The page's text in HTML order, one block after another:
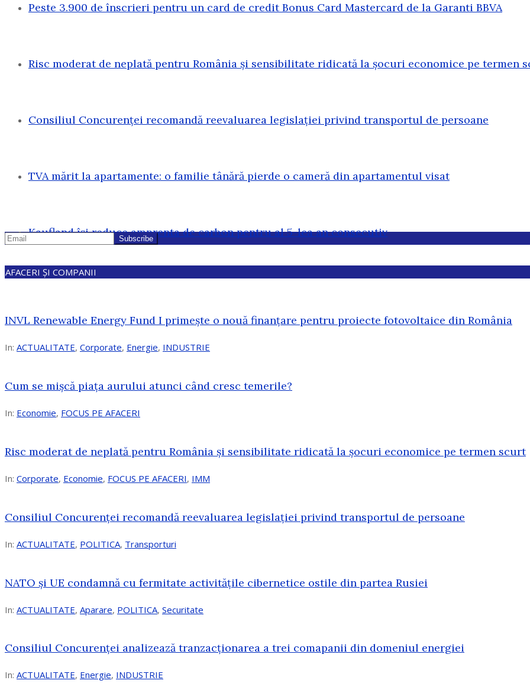
Peste 3.900 de înscrieri pentru un card de credit Bonus Card Mastercard de la Garanti BBVA
Risc moderat de neplată pentru România și sensibilitate ridicată la șocuri economice pe termen
Consiliul Concurenței recomandă reevaluarea legislației privind transportul de persoane
TVA mărit la apartamente: o familie tânără pierde o cameră din apartamentul visat
Kaufland își reduce amprenta de carbon pentru al 5-lea an consecutiv
AFACERI ȘI COMPANII
INVL Renewable Energy Fund I primește o nouă finanțare pentru proiecte fotovoltaice din România
In: ACTUALITATE, Corporate, Energie, INDUSTRIE
Cum se mișcă piața aurului atunci când cresc temerile?
In: Economie, FOCUS PE AFACERI
Risc moderat de neplată pentru România și sensibilitate ridicată la șocuri economice pe termen scurt
In: Corporate, Economie, FOCUS PE AFACERI, IMM
Consiliul Concurenței recomandă reevaluarea legislației privind transportul de persoane
In: ACTUALITATE, POLITICA, Transporturi
NATO și UE condamnă cu fermitate activitățile cibernetice ostile din partea Rusiei
In: ACTUALITATE, Aparare, POLITICA, Securitate
Consiliul Concurenţei analizează tranzacționarea a trei comapanii din domeniul energiei
In: ACTUALITATE, Energie, INDUSTRIE